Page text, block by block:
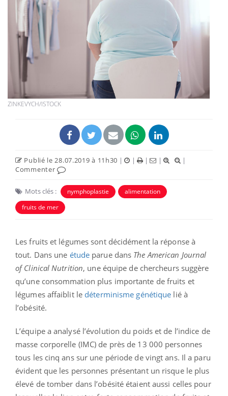
ZINKEVYCH/ISTOCK
Publié le 28.07.2019 à 11h30 | | | |
|
Commenter
Mots clés : nymphoplastie
alimentation
fruits de mer
Les fruits et légumes sont décidément la réponse à
tout. Dans une étude parue dans The American Journal
of Clinical Nutrition, une équipe de chercheurs suggère
qu’une consommation plus importante de fruits et
légumes affaiblit le déterminisme génétique lié à
l’obésité.
L’équipe a analysé l’évolution du poids et de l’indice de
masse corporelle (IMC) de près de 13 000 personnes
tous les cinq ans sur une période de vingt ans. Il a paru
évident que les personnes présentant un risque le plus
élevé de tomber dans l’obésité étaient aussi celles pour